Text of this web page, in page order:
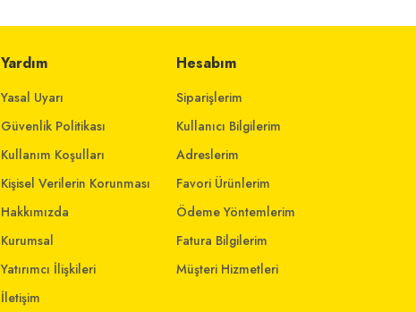
Yardım
Yasal Uyarı
Güvenlik Politikası
Kullanım Koşulları
Kişisel Verilerin Korunması
Hakkımızda
Kurumsal
Yatırımcı İlişkileri
İletişim
Hesabım
Siparişlerim
Kullanıcı Bilgilerim
Adreslerim
Favori Ürünlerim
Ödeme Yöntemlerim
Fatura Bilgilerim
Müşteri Hizmetleri